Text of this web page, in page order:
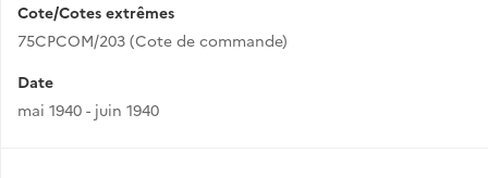
Cote/Cotes extrêmes
75CPCOM/203 (Cote de commande)
Date
mai 1940 - juin 1940